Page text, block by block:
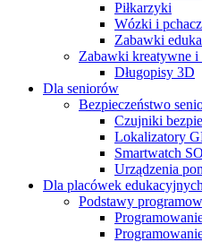
Piłkarzyki
Wózki i
Zabawki
Zabawki kreatywne
Długopisy 3D
Dla seniorów
Bezpieczeństwo
Czujniki
Lokalizatory
Smartwatch
Urządzenia
Dla placówek edukacyjnych
Podstawy